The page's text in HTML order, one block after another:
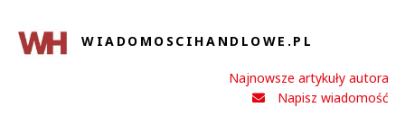
WIADOMOSCIHANDLOWE.PL
Najnowsze artykuły autora
Napisz wiadomość